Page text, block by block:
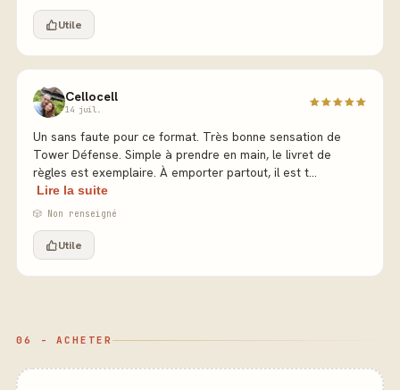
Utile
Cellocell
14 juil.
Un sans faute pour ce format. Très bonne sensation de
Tower Défense. Simple à prendre en main, le livret de
règles est exemplaire. À emporter partout, il est t...
Lire la suite
🎲 Non renseigné
Utile
06 - ACHETER